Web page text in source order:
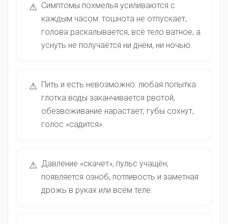
⚠ Симптомы похмелья усиливаются с
каждым часом: тошнота не отпускает,
голова раскалывается, всё тело ватное, а
уснуть не получается ни днём, ни ночью.
⚠ Пить и есть невозможно: любая попытка
глотка воды заканчивается рвотой,
обезвоживание нарастает, губы сохнут,
голос «садится».
⚠ Давление «скачет», пульс учащён,
появляется озноб, потливость и заметная
дрожь в руках или всём теле.